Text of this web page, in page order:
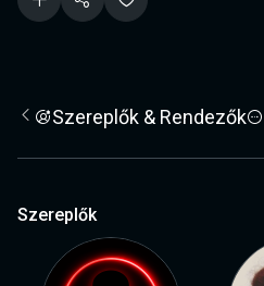
Szereplők & Rendezők
Szereplők